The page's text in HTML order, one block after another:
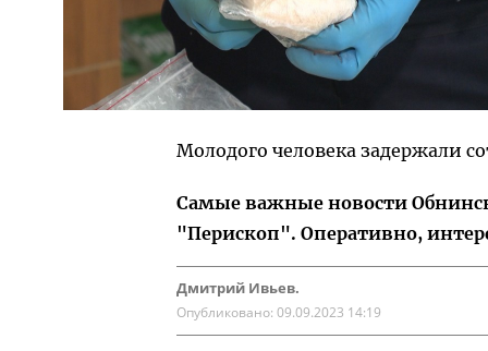
Молодого человека задержали
Самые важные новости
"Перископ". Оперативно,
Дмитрий Ивьев.
Опубликовано: 09.09.2023 14:19